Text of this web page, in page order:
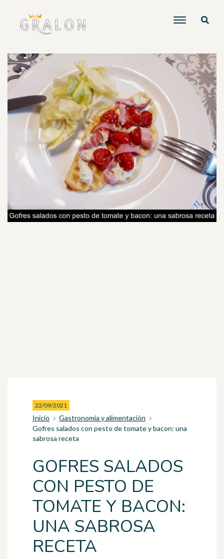
22/09/2021
Inicio
Gastronomía y alimentación
Gofres salados con pesto de tomate y bacon: una
sabrosa receta
GOFRES SALADOS
CON PESTO DE
TOMATE Y BACON:
UNA SABROSA
RECETA